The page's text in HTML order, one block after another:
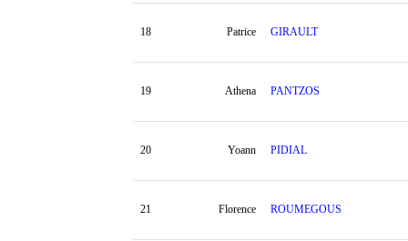
18 Patrice GIRAULT
19 Athena PANTZOS
20 Yoann PIDIAL
21 Florence ROUMEGOUS